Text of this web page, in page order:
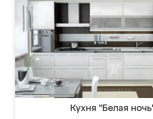
Кухня "Белая